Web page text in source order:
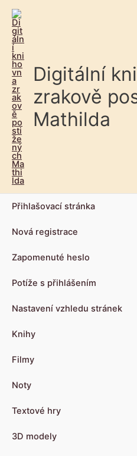
Digitální
zrakově
Mathilda
Přihlašovací stránka
Nová registrace
Zapomenuté heslo
Potíže s přihlášením
Nastavení vzhledu stránek
Knihy
Filmy
Noty
Textové hry
3D modely